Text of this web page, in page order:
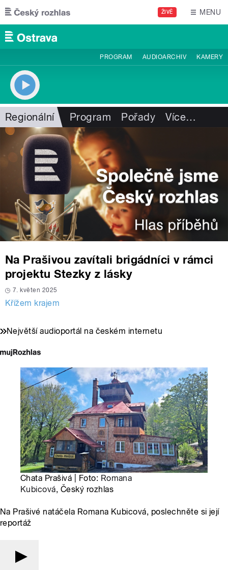
Přejít k hlavnímu obsahu
ŽIVĚ MENU
PROGRAM AUDIOARCHIV KAMERY
Regionální Program Pořady Více…
Na Prašivou zavítali brigádníci v rámci
projektu Stezky z lásky
7. květen 2025
Křížem krajem
Největší audioportál na českém internetu
Chata Prašivá | Foto: Romana
Kubicová, Český rozhlas
Na Prašivé natáčela Romana Kubicová, poslechněte si její
reportáž